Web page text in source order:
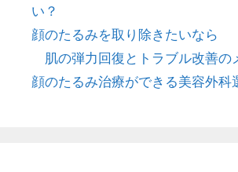
い？
顔のたるみを取り除きたいなら
肌の弾力回復とトラブル改善の
顔のたるみ治療ができる美容外科